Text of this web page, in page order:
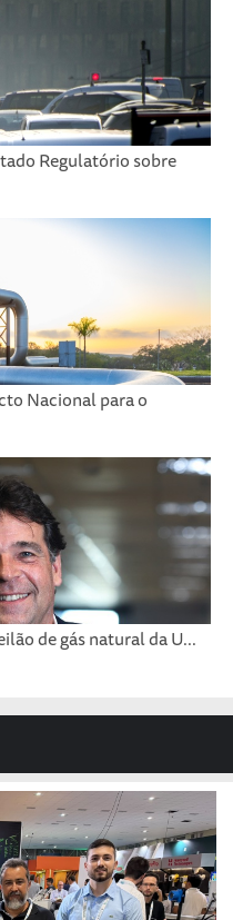
Regulatório sobre
Nacional para o
de gás natural da U...